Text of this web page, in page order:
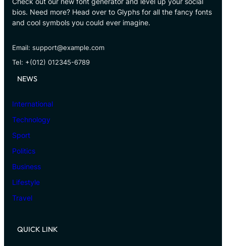
bios. Need more? Head over to Glyphs for all the fancy fonts
and cool symbols you could ever imagine.
Email: support@example.com
Tel: +(012) 012345-6789
NEWS
International
Technology
Sport
Politics
Business
Lifestyle
Travel
QUICK LINK